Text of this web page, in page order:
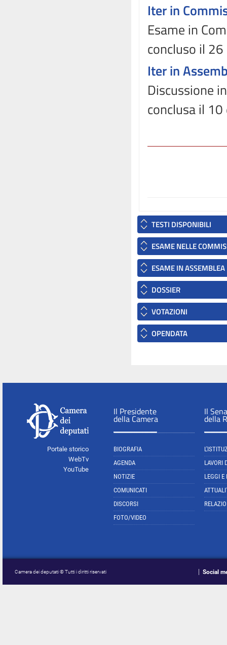
Iter in
Esame in
concluso il
Iter in
Discussione
conclusa il
TESTI DISPONIBILI
ESAME NELLE
ESAME IN ASSEMBLEA
DOSSIER
VOTAZIONI
OPENDATA
Portale storico
WebTv
YouTube
Il Presidente
della Camera
BIOGRAFIA
AGENDA
NOTIZIE
COMUNICATI
DISCORSI
FOTO/VIDEO
Il
della
LAVORI
LEGGI E
Camera dei deputati © Tutti i diritti riservati Social